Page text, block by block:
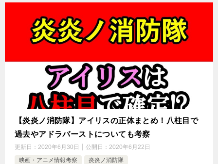
【炎炎ノ消防隊】アイリスの正体まとめ！八柱目で
過去やアドラバーストについても考察
更新日： 2020年6月30日 公開日： 2020年6月22日
映画・アニメ情報考察
炎炎ノ消防隊